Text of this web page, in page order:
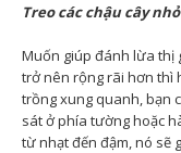
Treo các chậu cây
Muốn giúp đánh lừa thị
trở nên rộng rãi hơn thì
trồng xung quanh, bạn
sát ở phía tường hoặc
từ nhạt đến đậm, nó sẽ